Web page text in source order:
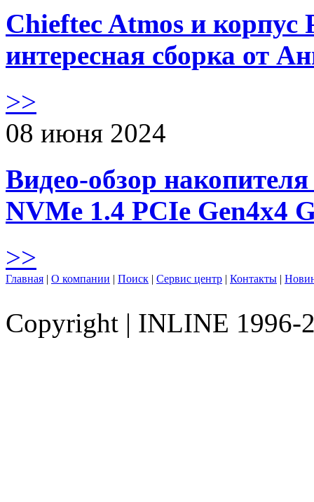
Chieftec Atmos и корпус
интересная сборка от
>>
08 июня 2024
Видео-обзор
NVMe 1.4 PCIe Gen4х4
>>
Главная | О компании | Поиск | Сервис центр | Контакты |
Copyright | INLINE 1996-